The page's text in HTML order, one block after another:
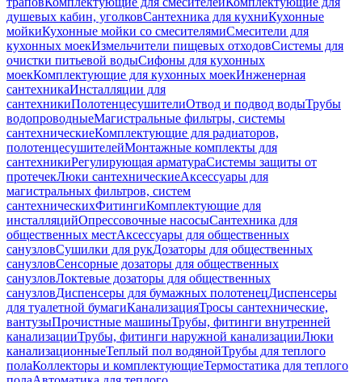
душевых кабин, уголковСантехника для кухниКухонные
мойкиКухонные мойки со смесителямиСмесители для
кухонных моекИзмельчители пищевых отходовСистемы для
очистки питьевой водыСифоны для кухонных
моекКомплектующие для кухонных моекИнженерная
сантехникаИнсталляции для
сантехникиПолотенцесушителиОтвод и подвод водыТрубы
водопроводныеМагистральные фильтры, системы
сантехническиеКомплектующие для радиаторов,
полотенцесушителейМонтажные комплекты для
сантехникиРегулирующая арматураСистемы защиты от
протечекЛюки сантехническиеАксессуары для
магистральных фильтров, систем
сантехническихФитингиКомплектующие для
инсталляцийОпрессовочные насосыСантехника для
общественных местАксессуары для общественных
санузловСушилки для рукДозаторы для общественных
санузловСенсорные дозаторы для общественных
санузловЛоктевые дозаторы для общественных
санузловДиспенсеры для бумажных полотенецДиспенсеры
для туалетной бумагиКанализацияТросы сантехнические,
вантузыПрочистные машиныТрубы, фитинги внутренней
канализацииТрубы, фитинги наружной канализацииЛюки
канализационныеТеплый пол водянойТрубы для теплого
полаКоллекторы и комплектующиеТермостатика для теплого